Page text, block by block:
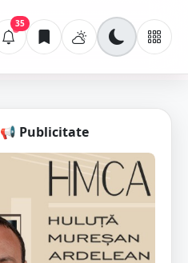
35
📢 Publicitate